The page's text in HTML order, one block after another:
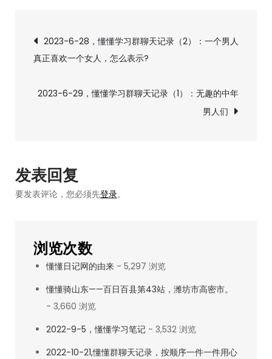
定
投》
破
文
章
导
2023-6-28，懂懂学习群聊天记录（2）：一个男人
真正喜欢一个女人，怎么表示?
2023-6-29，懂懂学习群聊天记录（1）：无趣的中年
男人们
发表回复
要发表评论，您必须先登录。
浏览次数
懂懂日记网的由来 - 5,297 浏览
懂懂骑山东——百日百县第43站，潍坊市高密市。
- 3,660 浏览
2022-9-5，懂懂学习笔记 - 3,532 浏览
2022-10-21,懂懂群聊天记录，按顺序一件一件用心